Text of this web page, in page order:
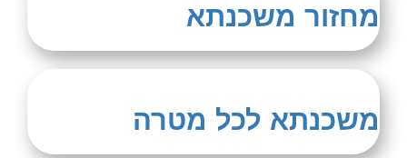
מחזור משכנתא
משכנתא לכל מטרה